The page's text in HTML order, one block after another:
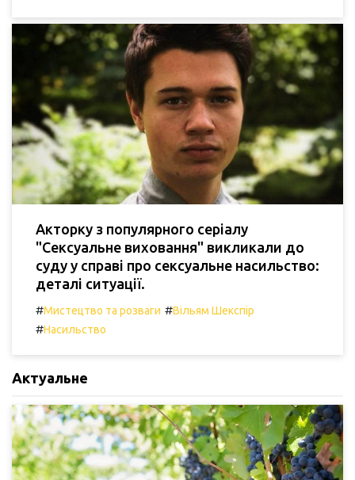
Акторку з популярного серіалу
"Сексуальне виховання" викликали до
суду у справі про сексуальне насильство:
деталі ситуації.
#Мистецтво та розваги #Вільям Шекспір
#Насильство
Актуальне